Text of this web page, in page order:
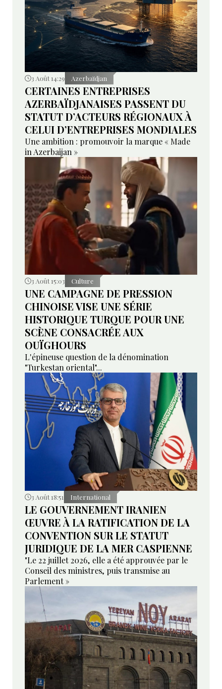
3 Août 14:29 Azerbaïdjan
CERTAINES ENTREPRISES
AZERBAÏDJANAISES PASSENT DU
STATUT D’ACTEURS RÉGIONAUX À
CELUI D’ENTREPRISES MONDIALES
Une ambition : promouvoir la marque « Made
in Azerbaijan »
3 Août 15:03 Culture
UNE CAMPAGNE DE PRESSION
CHINOISE VISE UNE SÉRIE
HISTORIQUE TURQUE POUR UNE
SCÈNE CONSACRÉE AUX
OUÏGHOURS
L'épineuse question de la dénomination
"Turkestan oriental"...
3 Août 18:51 International
LE GOUVERNEMENT IRANIEN
ŒUVRE À LA RATIFICATION DE LA
CONVENTION SUR LE STATUT
JURIDIQUE DE LA MER CASPIENNE
"Le 22 juillet 2026, elle a été approuvée par le
Conseil des ministres, puis transmise au
Parlement »